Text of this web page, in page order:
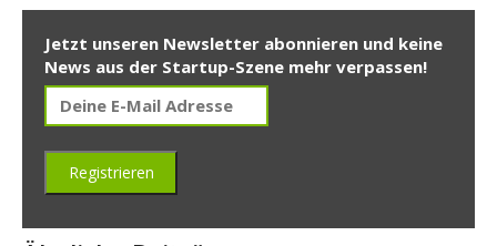
Jetzt unseren Newsletter abonnieren und keine
News aus der Startup-Szene mehr verpassen!